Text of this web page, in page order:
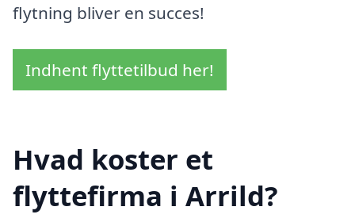
flytning bliver en succes!
Indhent flyttetilbud her!
Hvad koster et
flyttefirma i Arrild?